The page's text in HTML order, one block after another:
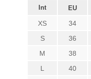
Int EU
XS 34
S
36
M
38
L
40